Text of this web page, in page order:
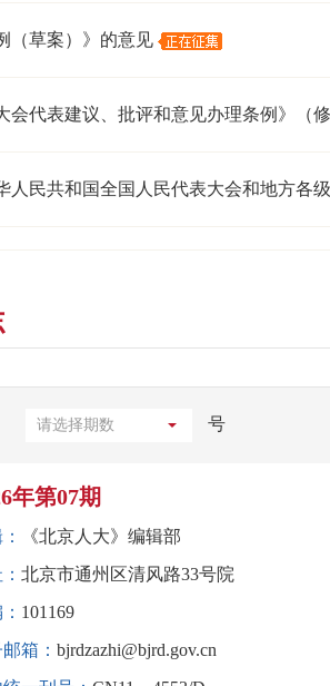
号
年第07期
《北京人大》编辑部
北京市通州区清风路33号院
101169
箱： bjrdzazhi@bjrd.gov.cn